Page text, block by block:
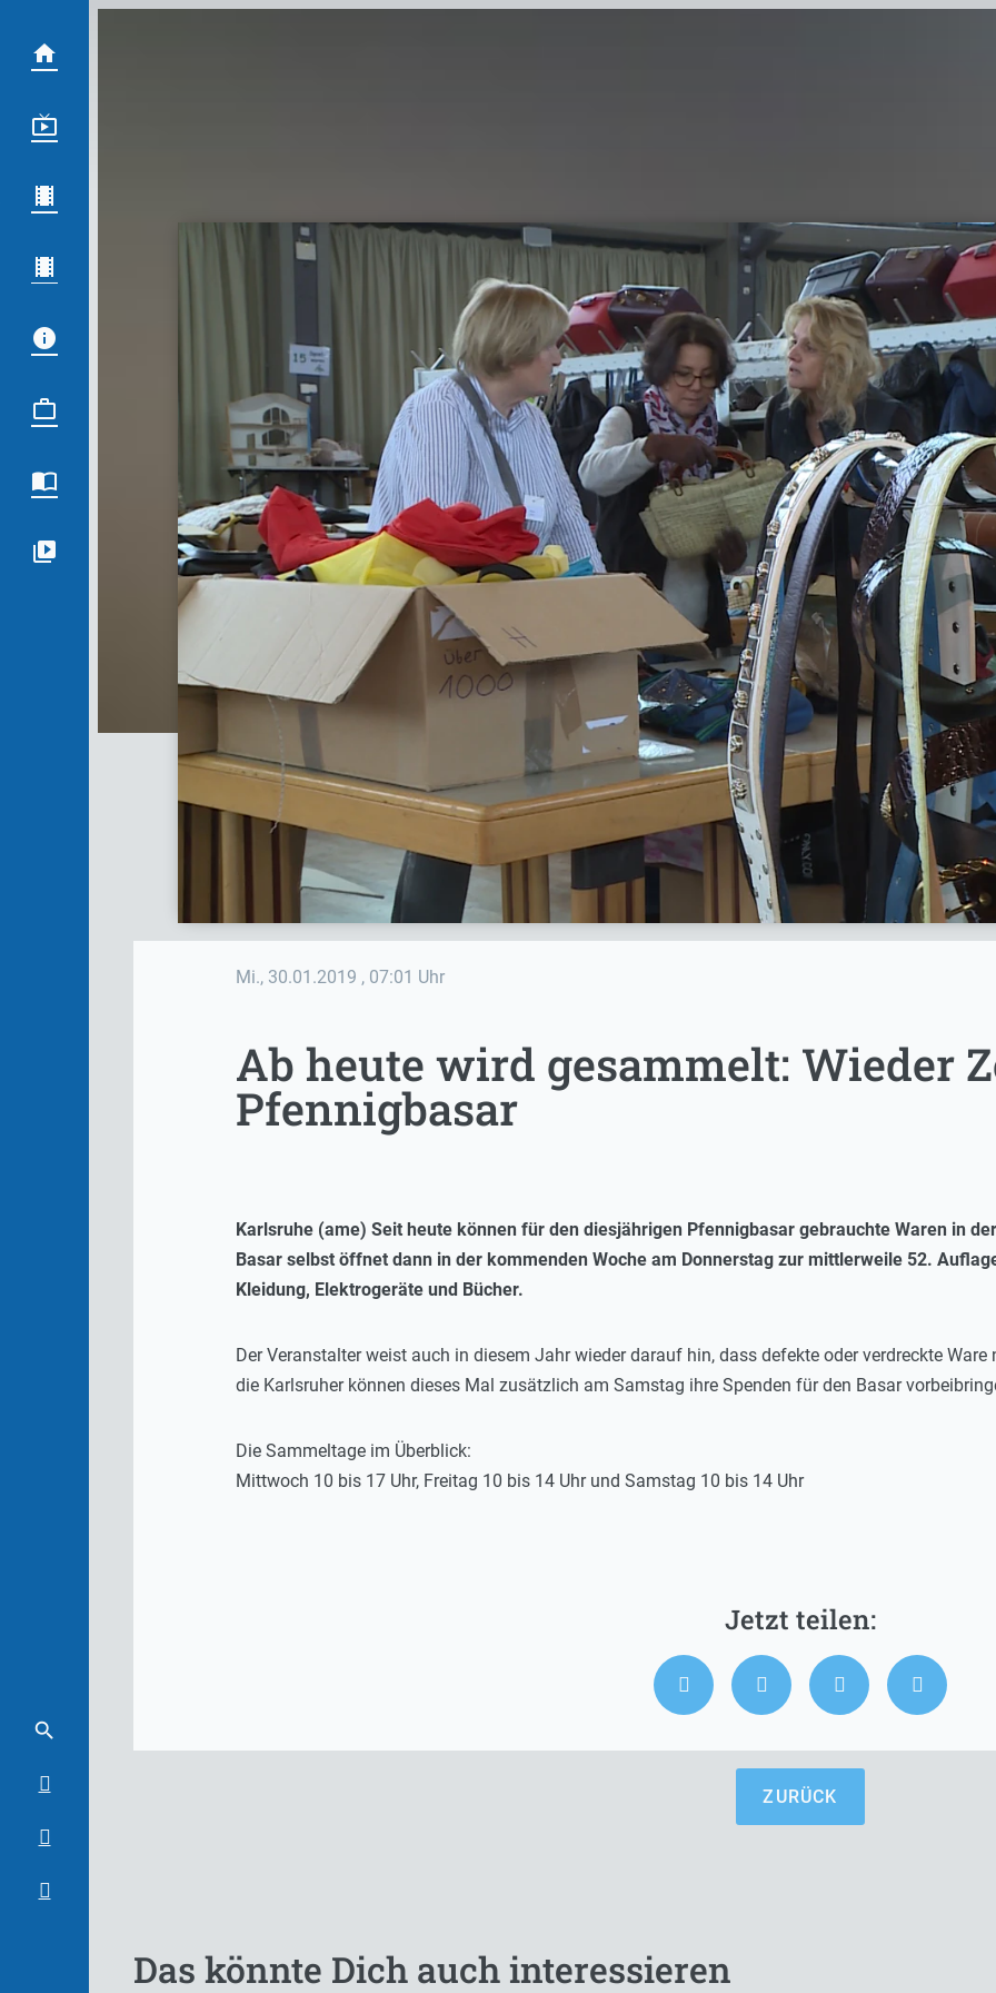
Mi., 30.01.2019 , 07:01 Uhr
Ab heute wird gesammelt: Wieder
Pfennigbasar
Karlsruhe (ame) Seit heute können für den diesjährigen Pfennigbasar gebrauchte Waren in
Basar selbst öffnet dann in der kommenden Woche am Donnerstag zur mittlerweile 52.
Kleidung, Elektrogeräte und Bücher.
Der Veranstalter weist auch in diesem Jahr wieder darauf hin, dass defekte oder verdreckte
die Karlsruher können dieses Mal zusätzlich am Samstag ihre Spenden für den Basar
Die Sammeltage im Überblick:
Mittwoch 10 bis 17 Uhr, Freitag 10 bis 14 Uhr und Samstag 10 bis 14 Uhr
ZURÜCK
Das könnte Dich auch interessieren